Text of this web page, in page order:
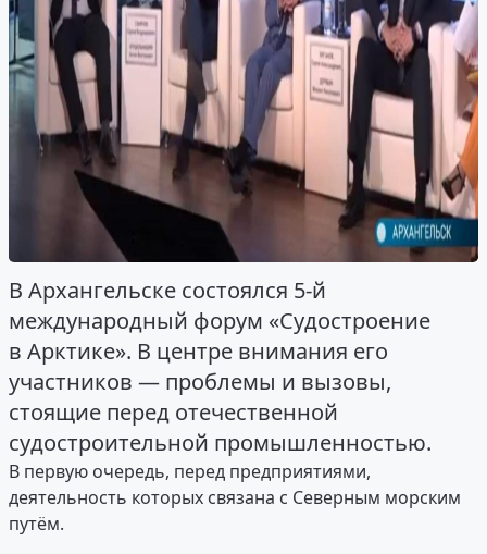
В Архангельске состоялся 5-й
международный форум «Судостроение
в Арктике». В центре внимания его
участников — проблемы и вызовы,
стоящие перед отечественной
судостроительной промышленностью.
В первую очередь, перед предприятиями,
деятельность которых связана с Северным морским
путём.